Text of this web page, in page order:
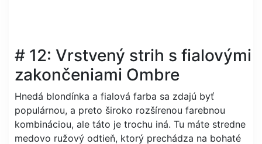
# 12: Vrstvený strih s fialovými
zakončeniami Ombre
Hnedá blondínka a fialová farba sa zdajú byť
populárnou, a preto široko rozšírenou farebnou
kombináciou, ale táto je trochu iná. Tu máte stredne
medovo ružový odtieň, ktorý prechádza na bohaté